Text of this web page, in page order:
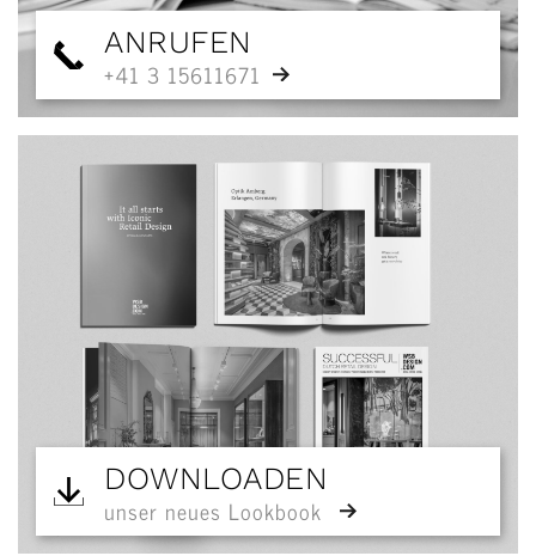
ANRUFEN
+41 3 15611671
DOWNLOADEN
unser neues Lookbook